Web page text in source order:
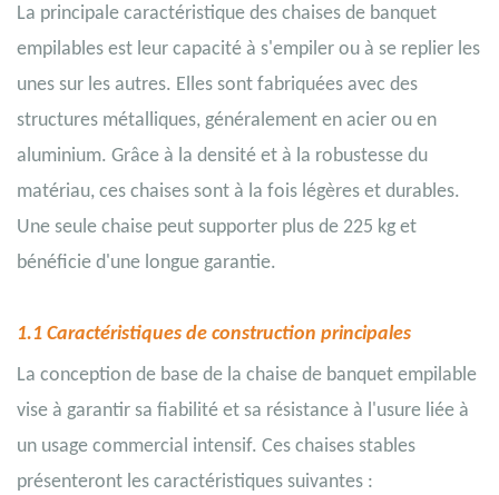
La principale caractéristique des chaises de banquet
empilables est leur capacité à s'empiler ou à se replier les
unes sur les autres. Elles sont fabriquées avec des
structures métalliques, généralement en acier ou en
aluminium. Grâce à la densité et à la robustesse du
matériau, ces chaises sont à la fois légères et durables.
Une seule chaise peut supporter plus de 225 kg et
bénéficie d'une longue garantie.
1.1 Caractéristiques de construction principales
La conception de base de la chaise de banquet empilable
vise à garantir sa fiabilité et sa résistance à l'usure liée à
un usage commercial intensif. Ces chaises stables
présenteront les caractéristiques suivantes :